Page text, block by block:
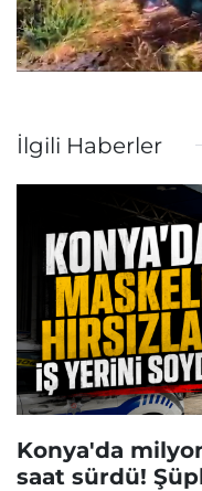
İlgili Haberler
Konya'da
saat sürdü!